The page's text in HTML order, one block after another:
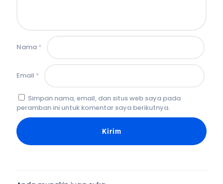
Nama *
Email *
Simpan nama, email, dan situs web saya pada
peramban ini untuk komentar saya berikutnya.